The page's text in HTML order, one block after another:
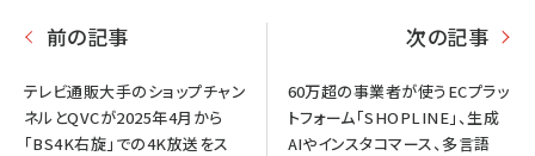
前の記事
テレビ通販大手のショップチャン
ネルとQVCが2025年4月から
「BS4K右旋」での4K放送をス
次の記事
60万超の事業者が使うECプラッ
トフォーム「SHOPLINE」、生成
AIやインスタコマース、多言語